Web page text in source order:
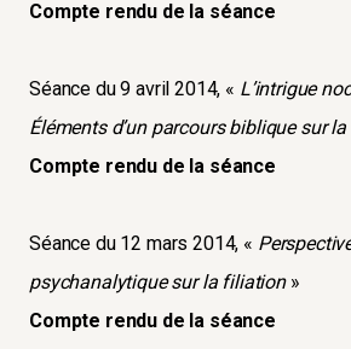
Compte rendu de la séance
Séance du 9 avril 2014, « L’intrigue
Éléments d’un parcours biblique sur
Compte rendu de la séance
Séance du 12 mars 2014, «
psychanalytique sur la filiation»
Compte rendu de la séance